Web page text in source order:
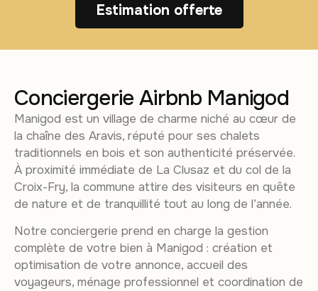
Estimation offerte
Conciergerie Airbnb Manigod
Manigod est un village de charme niché au cœur de
la chaîne des Aravis, réputé pour ses chalets
traditionnels en bois et son authenticité préservée.
À proximité immédiate de La Clusaz et du col de la
Croix-Fry, la commune attire des visiteurs en quête
de nature et de tranquillité tout au long de l’année.
Notre conciergerie prend en charge la gestion
complète de votre bien à Manigod : création et
optimisation de votre annonce, accueil des
voyageurs, ménage professionnel et coordination de